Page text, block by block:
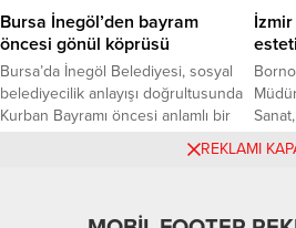
girdisini azaltarak daha fazla katma
değer üreteceklerini belirterek,
“Kayseri’de...
Bursa İnegöl’den bayram
öncesi gönül köprüsü
Bursa’da İnegöl Belediyesi, sosyal
belediyecilik anlayışı doğrultusunda
Kurban Bayramı öncesi anlamlı bir
ziyaretlerini sürdürdü. BURSA
11
REKLAMI